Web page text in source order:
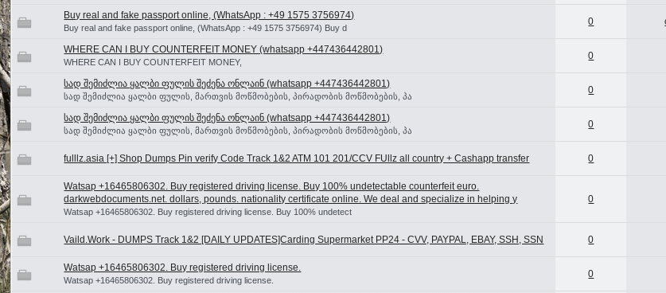
Buy real and fake passport online, (WhatsApp : +49 1575 3756974)
Buy real and fake passport online, (WhatsApp : +49 1575 3756974) Buy d
0
WHERE CAN I BUY COUNTERFEIT MONEY (‪whatsapp +447436442801)
WHERE CAN I BUY COUNTERFEIT MONEY,
0
სად შემიძლია ყალბი ფულის შეძენა ონლაინ (whatsapp +447436442801)
სად შემიძლია ყალბი ფულის, მართვის მოწმობების, პირადობის მოწმობების, პა
0
სად შემიძლია ყალბი ფულის შეძენა ონლაინ (whatsapp +447436442801)
სად შემიძლია ყალბი ფულის, მართვის მოწმობების, პირადობის მოწმობების, პა
0
fulllz.asia [+] Shop Dumps Pin verify Code Track 1&2 ATM 101 201/CCV FUllz all country + Cashapp transfer 0
Watsap +16465806302. Buy registered driving license. Buy 100% undetectable counterfeit euro.
darkwebdocuments.net. dollars, pounds. nationality certificate online. We deal and specialize in helping y
Watsap +16465806302. Buy registered driving license. Buy 100% undetect
0
Vaild.Work - DUMPS Track 1&2 [DAILY UPDATES]Carding Supermarket PP24 - CVV, PAYPAL, EBAY, SSH, SSN 0
Watsap +16465806302. Buy registered driving license.
Watsap +16465806302. Buy registered driving license.
0